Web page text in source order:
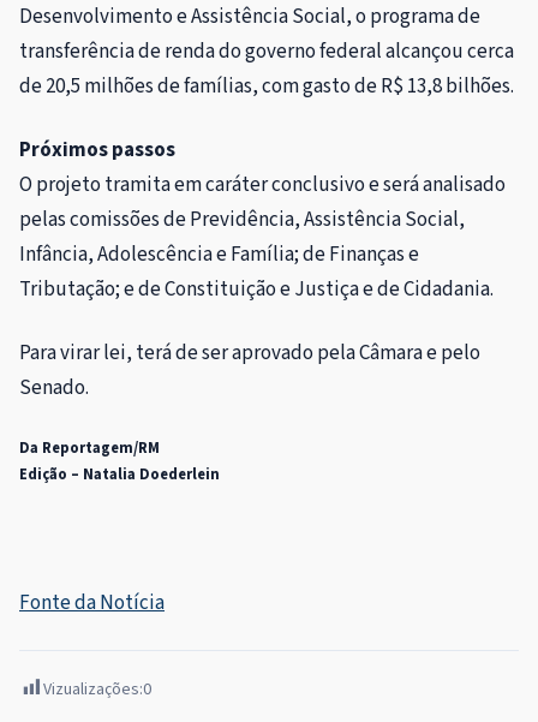
Desenvolvimento e Assistência Social, o programa de
transferência de renda do governo federal alcançou cerca
de 20,5 milhões de famílias, com gasto de R$ 13,8 bilhões.
Próximos passos
O projeto tramita emcaráter conclusivoe será analisado
pelas comissões de Previdência, Assistência Social,
Infância, Adolescência e Família; de Finanças e
Tributação; e de Constituição e Justiça e de Cidadania.
Para virar lei, terá de ser aprovado pela Câmara e pelo
Senado.
Da Reportagem/RM
Edição – Natalia Doederlein
Fonte da Notícia
Vizualizações:0